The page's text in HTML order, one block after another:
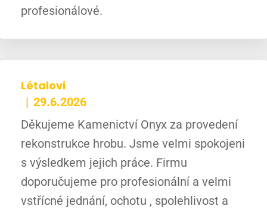
profesionálové.
Létalovi
29.6.2026
Děkujeme Kamenictví Onyx za provedení
rekonstrukce hrobu. Jsme velmi spokojeni
s výsledkem jejich práce. Firmu
doporučujeme pro profesionální a velmi
vstřícné jednání, ochotu , spolehlivost a